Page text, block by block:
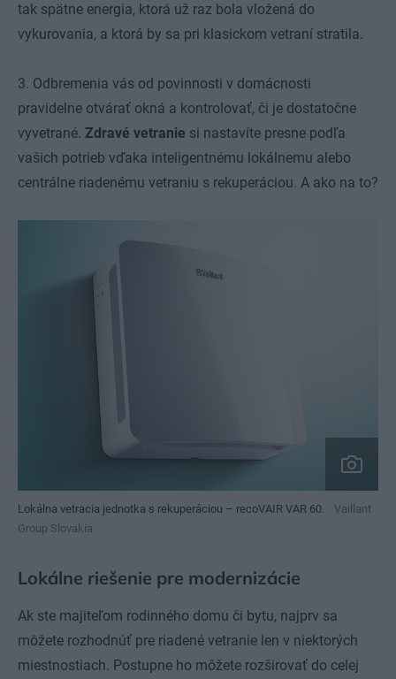
tak spätne energia, ktorá už raz bola vložená do
vykurovania, a ktorá by sa pri klasickom vetraní stratila.
3. Odbremenia vás od povinnosti v domácnosti
pravidelne otvárať okná a kontrolovať, či je dostatočne
vyvetrané. Zdravé vetranie si nastavíte presne podľa
vašich potrieb vďaka inteligentnému lokálnemu alebo
centrálne riadenému vetraniu s rekuperáciou. A ako na to?
Lokálna vetracia jednotka s rekuperáciou – recoVAIR VAR 60.
Vaillant
Group Slovakia
Lokálne riešenie pre modernizácie
Ak ste majiteľom rodinného domu či bytu, najprv sa
môžete rozhodnúť pre riadené vetranie len v niektorých
miestnostiach. Postupne ho môžete rozširovať do celej